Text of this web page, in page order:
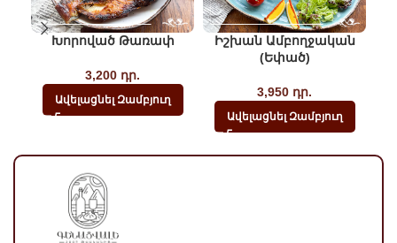
Խորոված Թառափ
3,200 դր.
Ավելացնել Զամբյուղ
Իշխան Ամբողջական
(եփած)
3,950 դր.
Ավելացնել Զամբյուղ